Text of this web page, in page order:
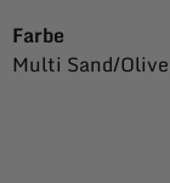
Farbe
Multi Sand/Olive